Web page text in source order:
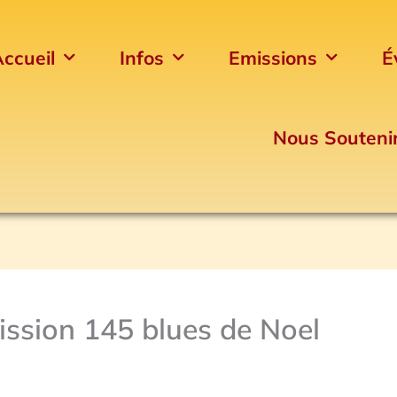
Infos Emissions
Nous
145 blues de Noel